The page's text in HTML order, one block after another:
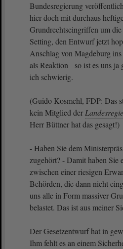
Bundesregierung
hier doch mit durchaus
Grundrechtseingriffen um
Setting, den Entwurf jetzt
Anschlag von Magdeburg
als Reaktion so ist es uns ja
ich schwierig.
(Guido Kosmehl, FDP: Das
kein Mitglied der
Herr Büttner hat das gesagt!)
- Haben Sie dem
zugehört? - Damit haben Sie
zwischen einer riesigen
Behörden, die dann nicht
uns alle in Form massiver
belastet. Das ist aus meiner
Der Gesetzentwurf hat in
Ihm fehlt es an einem